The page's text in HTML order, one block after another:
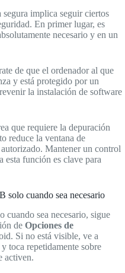
segura implica seguir ciertos
En primer lugar, es
necesario y en un
de que el ordenador al que
y está protegido por un
la instalación de software
que requiere la depuración
reduce la ventana de
Mantener un control
esta función es clave para
solo cuando sea necesario
cuando sea necesario, sigue
de Opciones de
Si no está visible, ve a
toca repetidamente sobre
activen.